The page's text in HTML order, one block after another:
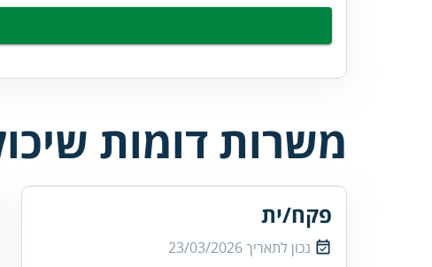
משרות דומות
פקח/ית
נכון לתאריך23/03/2026